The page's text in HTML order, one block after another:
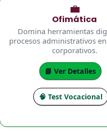
💼
Ofimática
Domina herramientas
procesos administrativos
corporativos.
📘 Ver Detalles
🧠 Test Vocacional